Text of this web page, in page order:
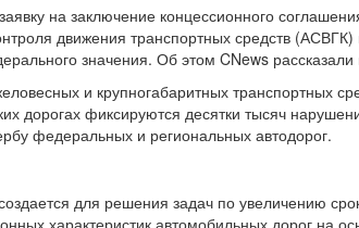
на заключение концессионного
движения транспортных средств (АСВГК)
значения. Об этом CNews
и крупногабаритных транспортных
дорогах фиксируются десятки тысяч
федеральных и региональных автодорог.
для решения задач по увеличению